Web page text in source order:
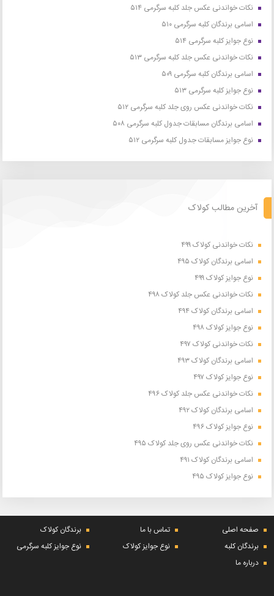
نکات خواندنی عکس جلد کلبه سرگرمی ۵۱۴
اسامی برندگان کلبه سرگرمی ۵۱۰
نوع جوایز کلبه سرگرمی ۵۱۴
نکات خواندنی عکس جلد کلبه سرگرمی ۵۱۳
اسامی برندگان کلبه سرگرمی ۵۰۹
نوع جوایز کلبه سرگرمی ۵۱۳
نکات خواندنی عکس روی جلد کلبه سرگرمی ۵۱۲
اسامی برندگان مسابقات جدول کلبه سرگرمی ۵۰۸
نوع جوایز مسابقات جدول کلبه سرگرمی ۵۱۲
آخرین مطالب کولاک
نکات خواندنی کولاک ۴۹۹
اسامی برندگان کولاک ۴۹۵
نوع جوایز کولاک ۴۹۹
نکات خواندنی عکس جلد کولاک ۴۹۸
اسامی برندگان کولاک ۴۹۴
نوع جوایز کولاک ۴۹۸
نکات خواندنی کولاک ۴۹۷
اسامی برندگان کولاک ۴۹۳
نوع جوایز کولاک ۴۹۷
نکات خواندنی عکس جلد کولاک ۴۹۶
اسامی برندگان کولاک ۴۹۲
نوع جوایز کولاک ۴۹۶
نکات خواندنی عکس روی جلد کولاک ۴۹۵
اسامی برندگان کولاک ۴۹۱
نوع جوایز کولاک ۴۹۵
صفحه اصلی تماس با ما
برندگان کولاک
برندگان کلبه
نوع جوایز کولاک
نوع جوایز کلبه سرگرمی
درباره ما